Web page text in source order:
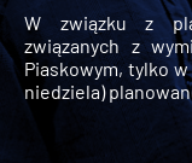
W związku z
związanych z
Piaskowym, tylko
niedziela)